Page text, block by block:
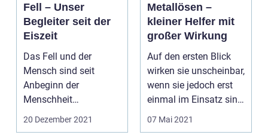
Fell – Unser
Begleiter seit der
Eiszeit
Das Fell und der
Mensch sind seit
Anbeginn der
Menschheit
miteinander
20 Dezember 2021
Metallösen –
kleiner Helfer mit
großer Wirkung
Auf den ersten Blick
wirken sie unscheinbar,
wenn sie jedoch erst
einmal im Einsatz sind,
dann zeige...
07 Mai 2021